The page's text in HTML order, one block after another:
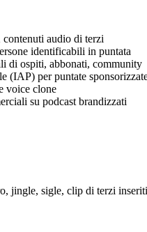
audio di terzi
identificabili in puntata
di ospiti, abbonati, community
(IAP) per puntate
voice clone
su podcast brandizzati
jingle, sigle, clip di terzi